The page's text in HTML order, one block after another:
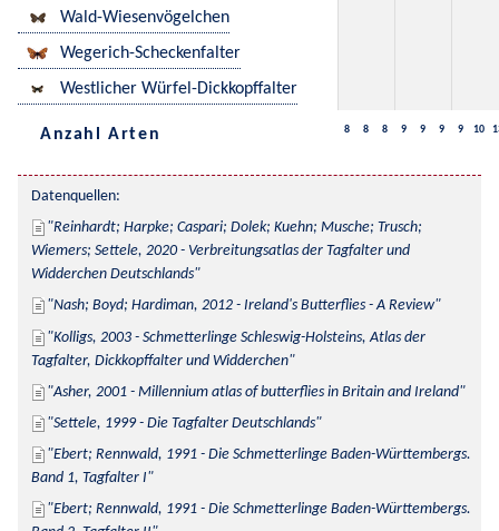
Wald-Wiesenvögelchen
Wegerich-Scheckenfalter
Westlicher Würfel-Dickkopffalter
Anzahl Arten 8 8 8 9 9 9 9 10
Datenquellen:
Reinhardt; Harpke; Caspari; Dolek; Kuehn; Musche; Trusch;
Wiemers; Settele, 2020 - Verbreitungsatlas der Tagfalter und
Widderchen Deutschlands
Nash; Boyd; Hardiman, 2012 - Ireland's Butterflies - A Review
Kolligs, 2003 - Schmetterlinge Schleswig-Holsteins, Atlas der
Tagfalter, Dickkopffalter und Widderchen
Asher, 2001 - Millennium atlas of butterflies in Britain and Ireland
Settele, 1999 - Die Tagfalter Deutschlands
Ebert; Rennwald, 1991 - Die Schmetterlinge Baden-Württembergs.
Band 1, Tagfalter I
Ebert; Rennwald, 1991 - Die Schmetterlinge Baden-Württembergs.